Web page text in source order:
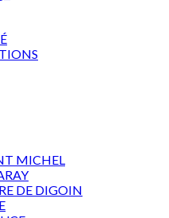
MICHEL
DE DIGOIN